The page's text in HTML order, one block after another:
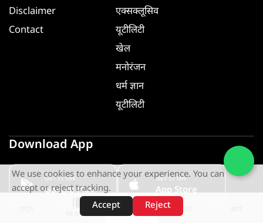
वेब स्टोरीज़
Disclaimer
Contact
एक्सक्लूसिव
यूटीलिटी
खेल
मनोरंजन
धर्म ज्ञान
यूटीलिटी
Download App
GET IT ON
Google Play
GET IT ON
App Store
We use cookies to enhance your experience. You can
accept or reject tracking.
Accept
Reject